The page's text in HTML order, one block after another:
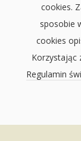
cookies.
sposobie
cookies
Korzystając
Regulamin